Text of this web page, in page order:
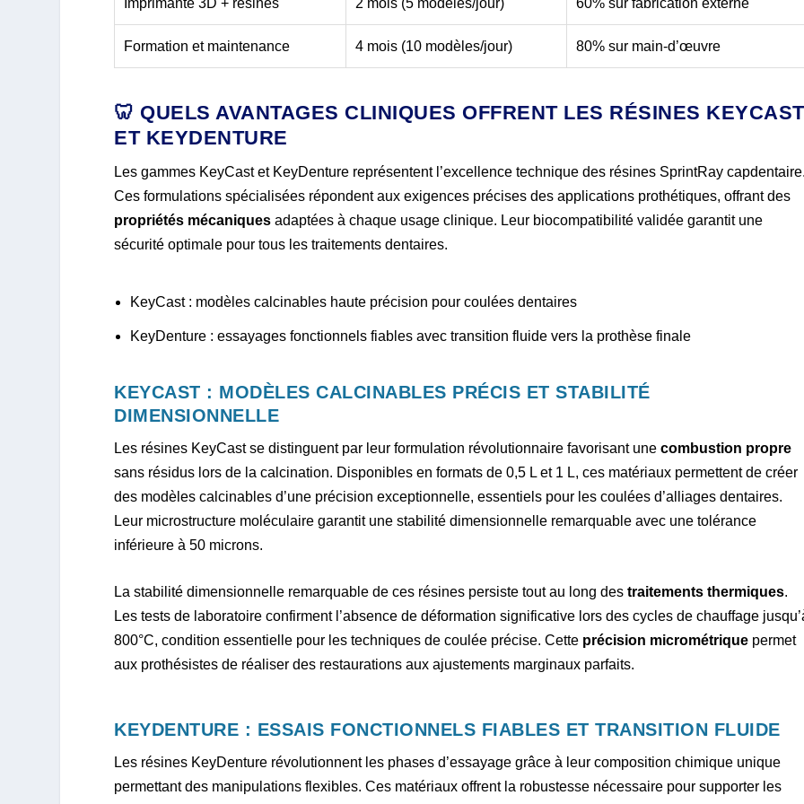
Formation et maintenance 4 mois (10 modèles/jour) 80% sur main-d’œuvre
🦷 QUELS AVANTAGES CLINIQUES OFFRENT LES RÉSINES KEYCAST
ET KEYDENTURE
Les gammes KeyCast et KeyDenture représentent l’excellence technique des résines SprintRay
Ces formulations spécialisées répondent aux exigences précises des applications prothétiques, offrant des
propriétés mécaniques adaptées à chaque usage clinique. Leur biocompatibilité validée garantit une
sécurité optimale pour tous les traitements dentaires.
KeyCast : modèles calcinables haute précision pour coulées dentaires
KeyDenture : essayages fonctionnels fiables avec transition fluide vers la prothèse finale
KEYCAST : MODÈLES CALCINABLES PRÉCIS ET STABILITÉ
DIMENSIONNELLE
Les résines KeyCast se distinguent par leur formulation révolutionnaire favorisant unecombustion propre
sans résidus lors de la calcination. Disponibles en formats de 0,5 L et 1 L, ces matériaux permettent de créer
des modèles calcinables d’une précision exceptionnelle, essentiels pour les coulées d’alliages dentaires.
Leur microstructure moléculaire garantit une stabilité dimensionnelle remarquable avec une tolérance
inférieure à 50 microns.
La stabilité dimensionnelle remarquable de ces résines persiste tout au long destraitements thermiques.
Les tests de laboratoire confirment l’absence de déformation significative lors des cycles de chauffage
800°C, condition essentielle pour les techniques de coulée précise. Cette précision micrométrique permet
aux prothésistes de réaliser des restaurations aux ajustements marginaux parfaits.
KEYDENTURE : ESSAIS FONCTIONNELS FIABLES ET TRANSITION FLUIDE
Les résines KeyDenture révolutionnent les phases d’essayage grâce à leur composition chimique unique
permettant des manipulations flexibles. Ces matériaux offrent la robustesse nécessaire pour supporter les